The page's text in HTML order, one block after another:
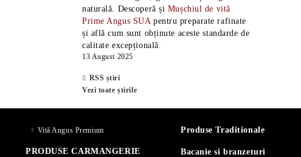
naturală. Descoperă și Mușchiul de vită
Prime Angus SUA pentru preparate rafinate
și află cum sunt obținute aceste standarde de
calitate excepțională.
13 August 2025
RSS știri
Vezi toate știrile
Vită Angus Premium
PRODUSE CARMANGERIE
Produse Traditionale
Bacanie si branzeturi